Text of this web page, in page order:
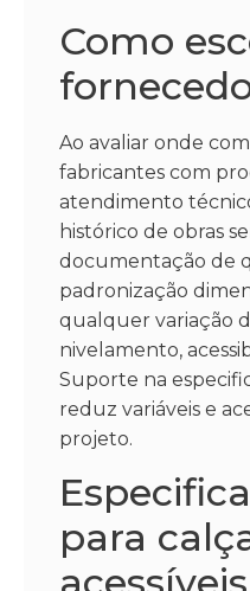
Como
Ao avaliar onde
fabricantes com
atendimento
histórico de obras
documentação de
padronização
qualquer variação
nivelamento,
Suporte na
reduz variáveis e
projeto.
para